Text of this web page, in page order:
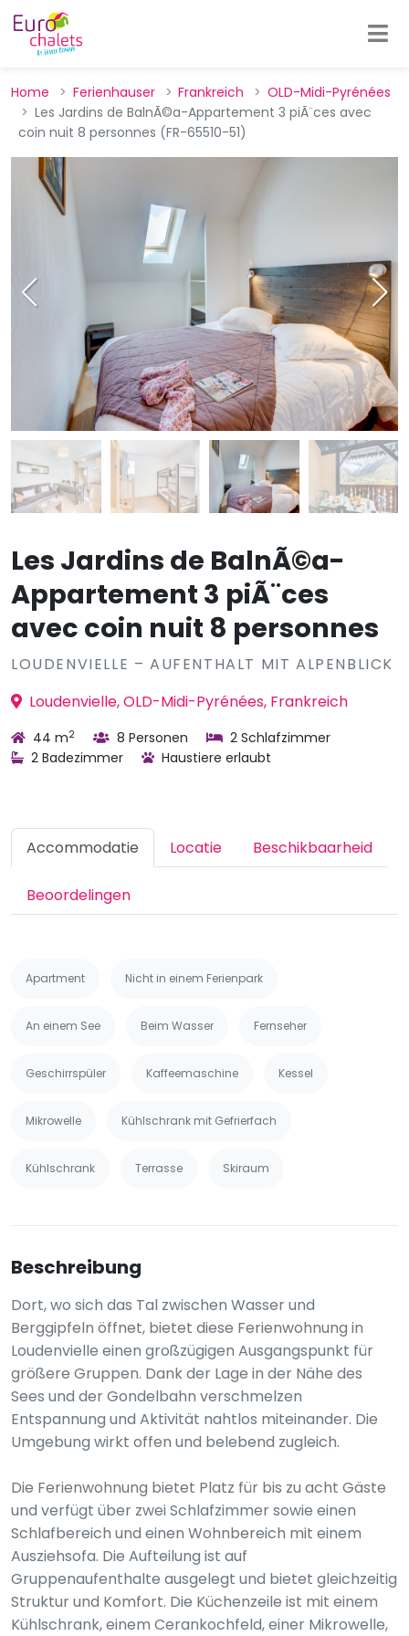
Home Ferienhauser Frankreich
OLD-Midi-Pyrénées
Les Jardins de BalnÃ©a-Appartement 3 piÃ¨ces avec
coin nuit 8 personnes (FR-65510-51)
Les Jardins de BalnÃ©a-
Appartement 3 piÃ¨ces
avec coin nuit 8 personnes
LOUDENVIELLE – AUFENTHALT MIT ALPENBLICK
Loudenvielle, OLD-Midi-Pyrénées, Frankreich
44 m2 8 Personen
2 Schlafzimmer
2 Badezimmer
Haustiere erlaubt
Accommodatie Locatie Beschikbaarheid
Beoordelingen
Apartment Nicht in einem Ferienpark
An einem See Beim Wasser Fernseher
Geschirrspüler Kaffeemaschine Kessel
Mikrowelle Kühlschrank mit Gefrierfach
Kühlschrank Terrasse Skiraum
Beschreibung
Dort, wo sich das Tal zwischen Wasser und
Berggipfeln öffnet, bietet diese Ferienwohnung in
Loudenvielle einen großzügigen Ausgangspunkt für
größere Gruppen. Dank der Lage in der Nähe des
Sees und der Gondelbahn verschmelzen
Entspannung und Aktivität nahtlos miteinander. Die
Umgebung wirkt offen und belebend zugleich.
Die Ferienwohnung bietet Platz für bis zu acht Gäste
und verfügt über zwei Schlafzimmer sowie einen
Schlafbereich und einen Wohnbereich mit einem
Ausziehsofa. Die Aufteilung ist auf
Gruppenaufenthalte ausgelegt und bietet gleichzeitig
Struktur und Komfort. Die Küchenzeile ist mit einem
Kühlschrank, einem Cerankochfeld, einer Mikrowelle,